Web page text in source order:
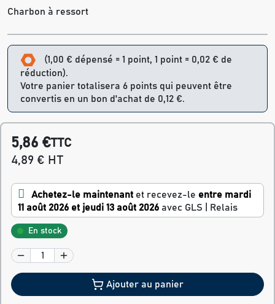
Charbon à ressort
(1,00 € dépensé = 1 point, 1 point = 0,02 € de
réduction).
Votre panier totalisera 6 points qui peuvent être
convertis en un bon d'achat de 0,12 €.
5,86 €TTC
4,89 € HT
Achetez-le maintenant et recevez-le entre mardi
11 août 2026 et jeudi 13 août 2026 avec GLS | Relais
En stock
Ajouter au panier